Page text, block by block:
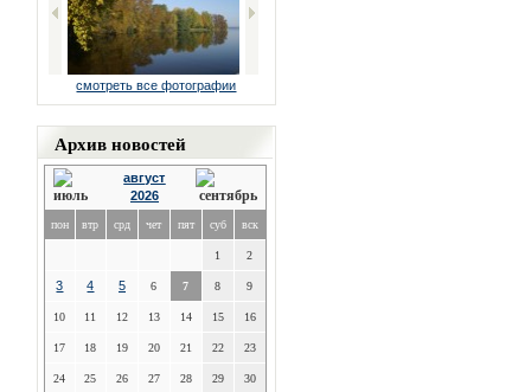
смотреть все фотографии
Архив новостей
август
2026
пон втр срд чет пят суб вск
1 2
3 4 5 6 7 8 9
10 11 12 13 14 15 16
17 18 19 20 21 22 23
24 25 26 27 28 29 30